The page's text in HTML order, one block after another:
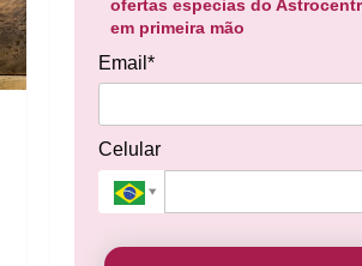
ofertas especias do
em primeira mão
Email*
Celular